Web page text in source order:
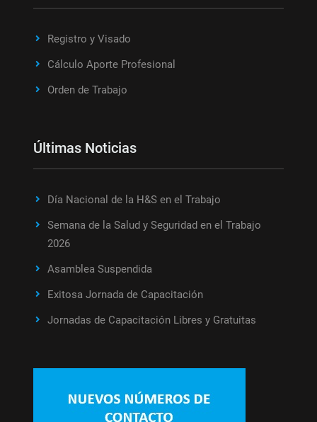
Registro y Visado
Cálculo Aporte Profesional
Orden de Trabajo
Últimas Noticias
Día Nacional de la H&S en el Trabajo
Semana de la Salud y Seguridad en el Trabajo
2026
Asamblea Suspendida
Exitosa Jornada de Capacitación
Jornadas de Capacitación Libres y Gratuitas